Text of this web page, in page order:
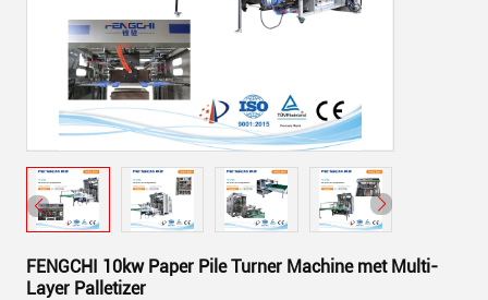
FENGCHI 10kw Paper Pile Turner Machine met Multi-
Layer Palletizer